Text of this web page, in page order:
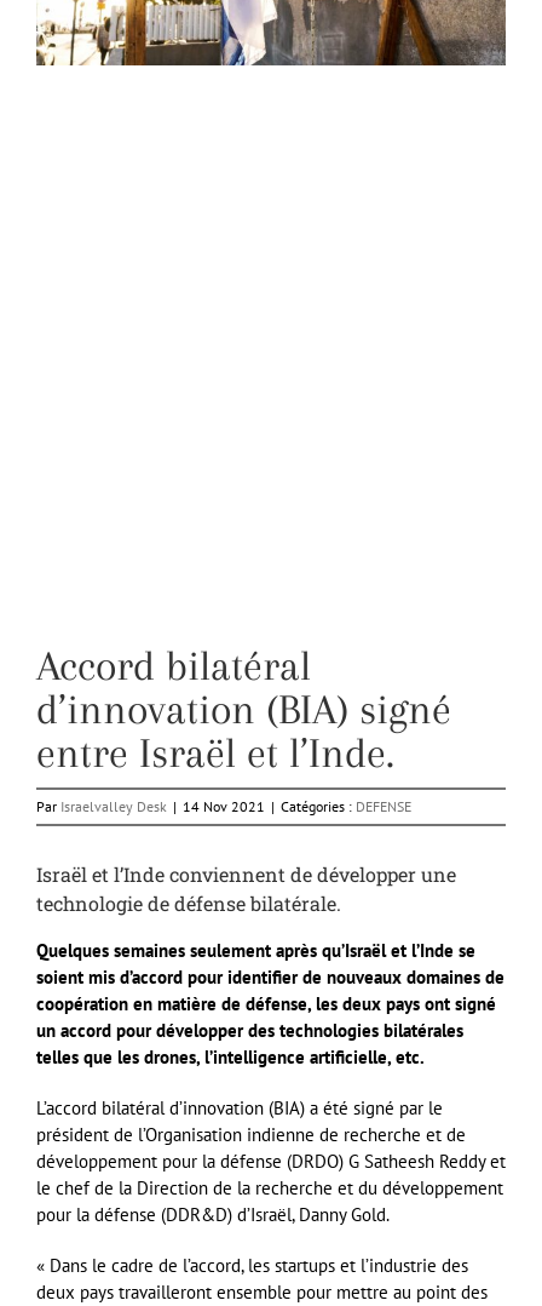
Accord bilatéral
d’innovation (BIA) signé
entre Israël et l’Inde.
Par Israelvalley Desk | 14 Nov 2021 | Catégories : DEFENSE
Israël et l’Inde conviennent de développer une
technologie de défense bilatérale.
Quelques semaines seulement après qu’Israël et l’Inde se
soient mis d’accord pour identifier de nouveaux domaines de
coopération en matière de défense, les deux pays ont signé
un accord pour développer des technologies bilatérales
telles que les drones, l’intelligence artificielle, etc.
L’accord bilatéral d’innovation (BIA) a été signé par le
président de l’Organisation indienne de recherche et de
développement pour la défense (DRDO) G Satheesh Reddy et
le chef de la Direction de la recherche et du développement
pour la défense (DDR&D) d’Israël, Danny Gold.
« Dans le cadre de l’accord, les startups et l’industrie des
deux pays travailleront ensemble pour mettre au point des